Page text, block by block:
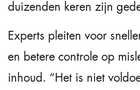
duizenden keren zijn
Experts pleiten voor
en betere controle op
inhoud. “Het is niet